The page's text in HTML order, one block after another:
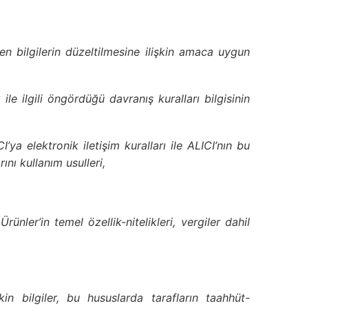
bilgilerin düzeltilmesine ilişkin amaca uygun
ile ilgili öngördüğü davranış kuralları bilgisinin
elektronik iletişim kuralları ile ALICI’nın bu
kullanım usulleri,
temel özellik-nitelikleri, vergiler dahil
bilgiler, bu hususlarda tarafların taahhüt-